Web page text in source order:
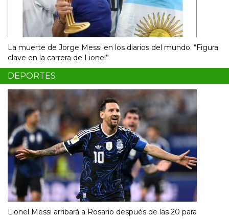
La muerte de Jorge Messi en los diarios del mundo: “Figura
clave en la carrera de Lionel”
DEPORTES
Lionel Messi arribará a Rosario después de las 20 para